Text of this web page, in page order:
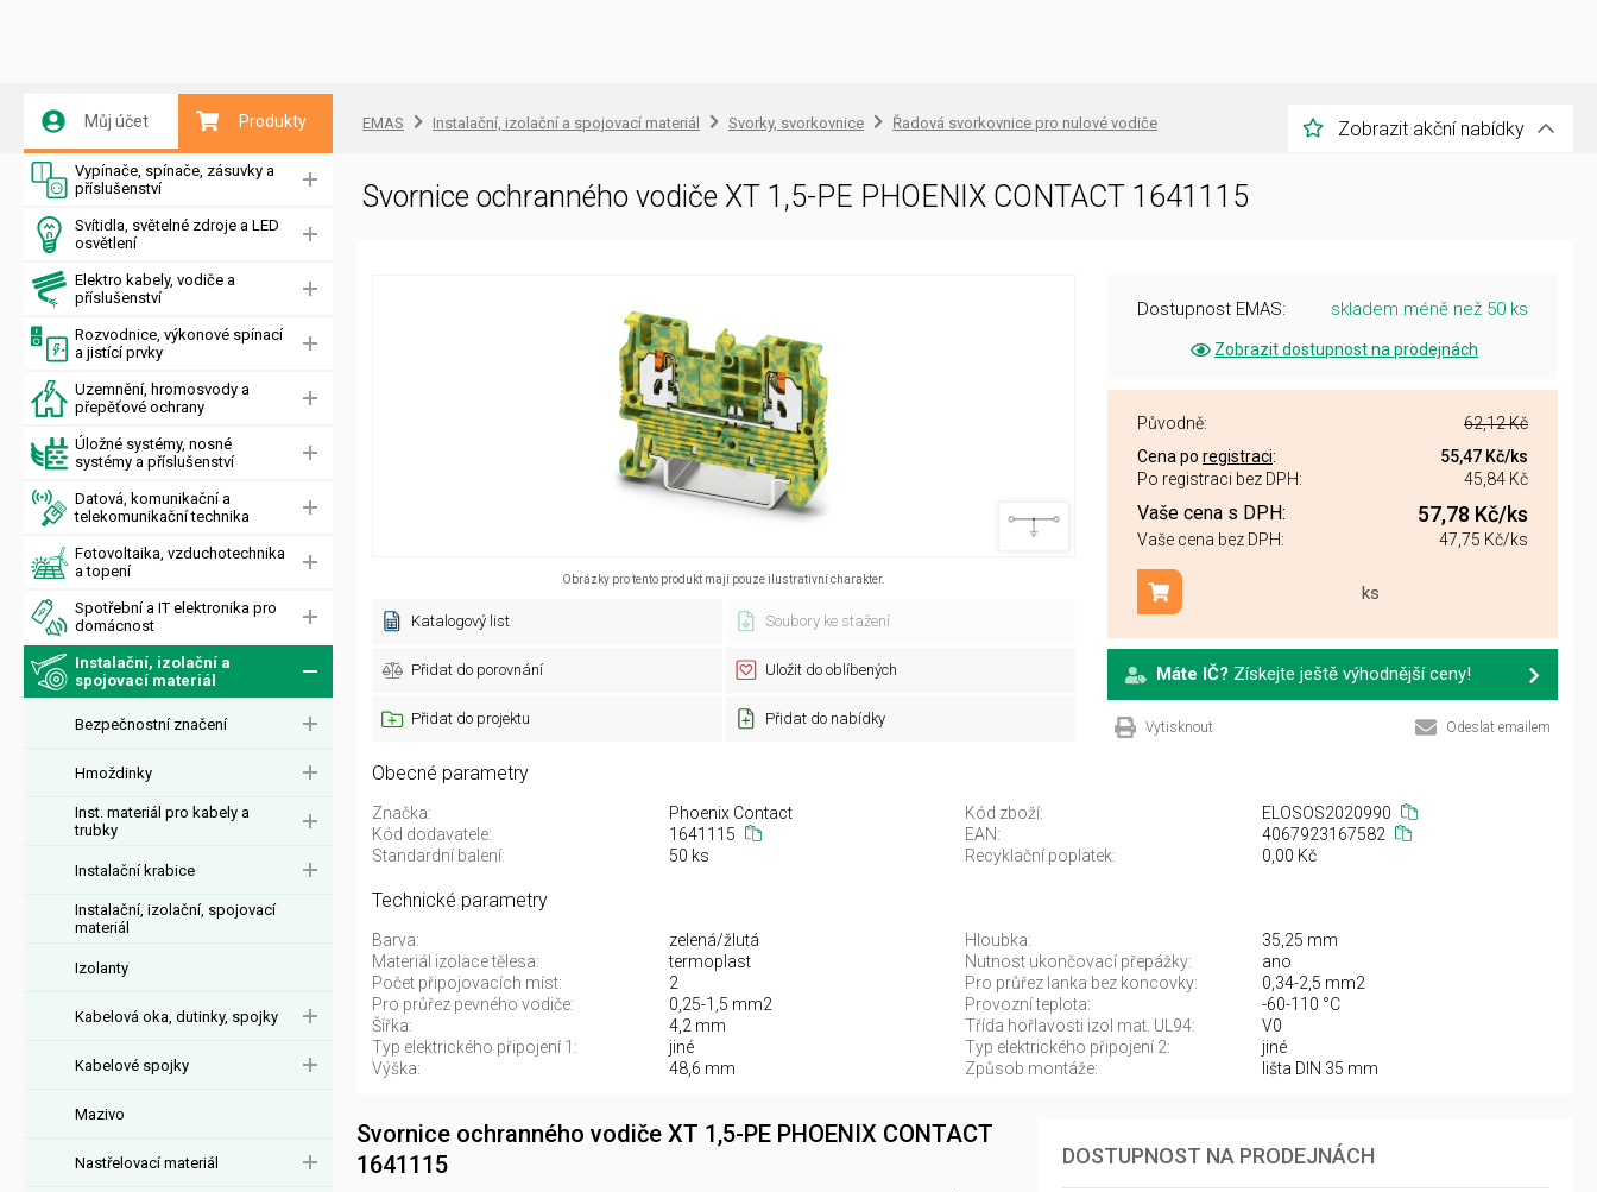
Můj účet Produkty
Vypínače, spínače, zásuvky a
příslušenství
Svítidla, světelné zdroje a LED
osvětlení
Elektro kabely, vodiče a
příslušenství
Rozvodnice, výkonové spínací
a jistící prvky
Uzemnění, hromosvody a
přepěťové ochrany
Úložné systémy, nosné
systémy a příslušenství
Datová, komunikační a
telekomunikační technika
Fotovoltaika, vzduchotechnika
a topení
Spotřební a IT elektronika pro
domácnost
Instalační, izolační a
spojovací materiál
Bezpečnostní značení
Hmoždinky
Inst. materiál pro kabely a
trubky
Instalační krabice
Instalační, izolační, spojovací
materiál
Izolanty
Kabelová oka, dutinky, spojky
Kabelové spojky
Mazivo
Nastřelovací materiál
EMAS Instalační, izolační a spojovací materiál Svorky, svorkovnice Řadová svorkovnice pro nulové vodiče Zobrazit akční nabídky
Svornice ochranného vodiče XT 1,5-PE PHOENIX CONTACT 1641115
Obrázky pro tento produkt mají pouze ilustrativní charakter.
Katalogový list Soubory ke stažení
Přidat do porovnání Uložit do oblíbených
Přidat do projektu Přidat do nabídky
Dostupnost EMAS: skladem méně než 50 ks
Zobrazit dostupnost na prodejnách
Původně:
62,12 Kč
Cena po registraci: 55,47 Kč/ks
Po registraci bez DPH:
45,84 Kč
Vaše cena s DPH: 57,78 Kč/ks
Vaše cena bez DPH: 47,75 Kč/ks
ks
Přidat do košíku
Máte IČ? Získejte ještě výhodnější ceny!
Vytisknout Odeslat emailem
Obecné parametry
Značka: Phoenix Contact Kód zboží:
ELOSOS2020990
Kód dodavatele:
1641115 EAN:
4067923167582
Standardní balení:
50 ks Recyklační poplatek: 0,00 Kč
Technické parametry
Barva: zelená/žlutá Hloubka:
35,25 mm
Materiál izolace tělesa:
termoplast Nutnost ukončovací přepážky:
ano
Počet připojovacích míst:
2 Pro průřez lanka bez koncovky:
0,34-2,5 mm2
Pro průřez pevného vodiče:
0,25-1,5 mm2 Provozní teplota:
-60-110 °C
Šířka:
4,2 mm Třída hořlavosti izol mat. UL94:
V0
Typ elektrického připojení 1:
jiné Typ elektrického připojení 2:
jiné
Výška:
48,6 mm Způsob montáže: lišta DIN 35 mm
Svornice ochranného vodiče XT 1,5-PE PHOENIX CONTACT
1641115
DOSTUPNOST NA PRODEJNÁCH